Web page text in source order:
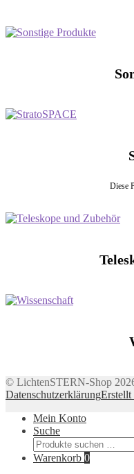
Diese
© LichtenSTERN-Shop
DatenschutzerklärungErstellt
Mein Konto
Suche
Suchen
nach:
Warenkorb 0